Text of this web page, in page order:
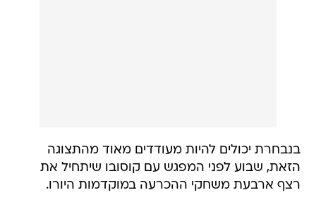
בנבחרת יכולים להיות מעודדים מאוד מהתצוגה
הזאת, שבוע לפני המפגש עם קוסובו שיתחיל את
רצף ארבעת משחקי ההכרעה במוקדמות היורו.